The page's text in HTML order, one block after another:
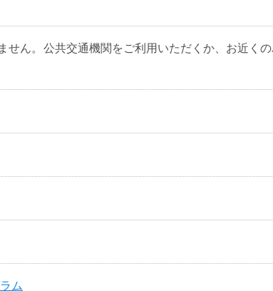
せん。公共交通機関をご利用いただくか、お近く
ム